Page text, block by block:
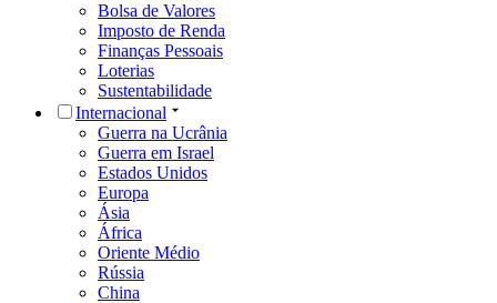
Bolsa de Valores
Imposto de Renda
Finanças Pessoais
Loterias
Sustentabilidade
Internacional
Guerra na Ucrânia
Guerra em Israel
Estados Unidos
Europa
Ásia
África
Oriente Médio
Rússia
China